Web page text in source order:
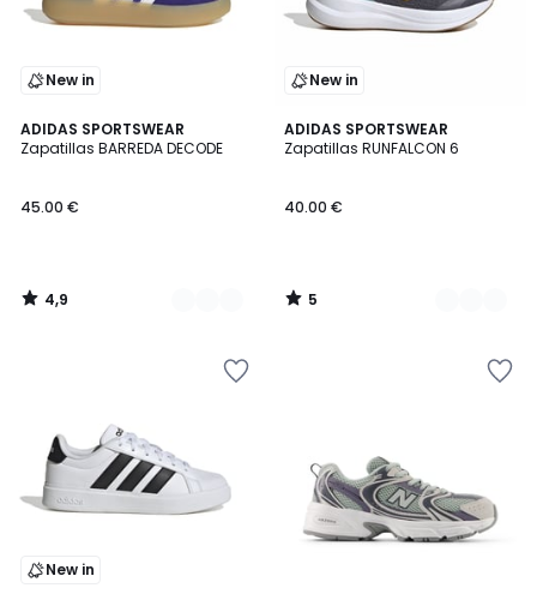
New in
ADIDAS SPORTSWEAR
Zapatillas BARREDA DECODE
45.00 €
4,9
/ 5
2
Colores
4,9
/
New in
ADIDAS SPORTSWEAR
Zapatillas RUNFALCON 6
40.00 €
5
/
2
Colores
5
/
New in